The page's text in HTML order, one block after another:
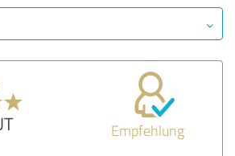
Empfehlung